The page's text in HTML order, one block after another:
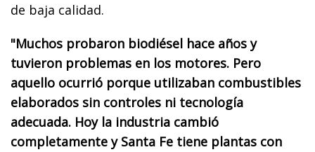
de baja calidad.
"Muchos probaron biodiésel hace años y
tuvieron problemas en los motores. Pero
aquello ocurrió porque utilizaban combustibles
elaborados sin controles ni tecnología
adecuada. Hoy la industria cambió
completamente y Santa Fe tiene plantas con